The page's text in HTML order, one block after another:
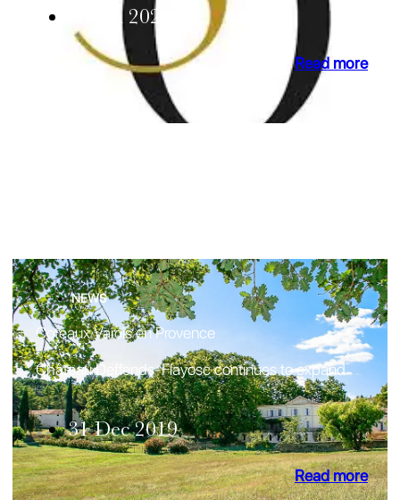
28 Jan 2020
Read more
NEWS
Coteaux Varois en Provence
Château Deffends-Flayosc continues to expand
31 Dec 2019
Read more